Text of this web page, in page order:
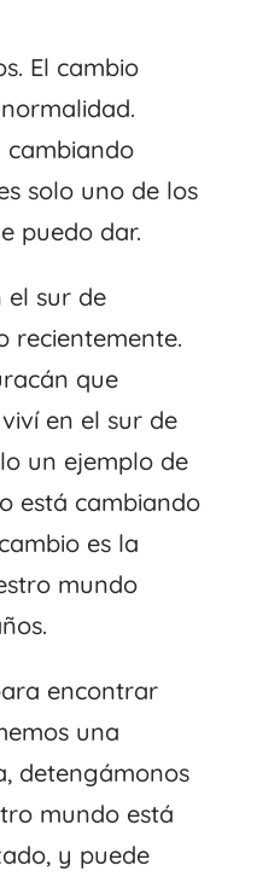
El cambio
cambiando
solo uno de los
puedo dar.
el sur de
recientemente.
que
en el sur de
un ejemplo de
está cambiando
es la
mundo
encontrar
una
detengámonos
mundo está
y puede